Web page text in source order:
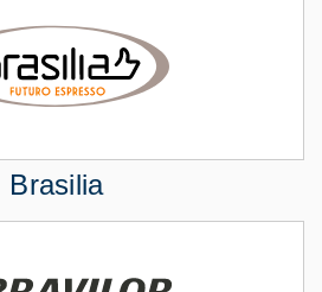
Brasilia